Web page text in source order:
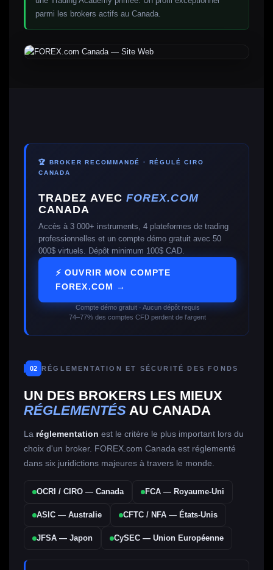
parmi les brokers actifs au Canada.
🏆 BROKER RECOMMANDÉ · RÉGULÉ CIRO
CANADA
TRADEZ AVEC FOREX.COM
CANADA
Accès à 3 000+ instruments, 4 plateformes de trading
professionnelles et un compte démo gratuit avec 50
000$ virtuels. Dépôt minimum 100$ CAD.
⚡ OUVRIR MON COMPTE
FOREX.COM →
Compte démo gratuit · Aucun dépôt requis
74–77% des comptes CFD perdent de l'argent
02 RÉGLEMENTATION ET SÉCURITÉ DES FONDS
UN DES BROKERS LES MIEUX
RÉGLEMENTÉS AU CANADA
La réglementation est le critère le plus important lors du
choix d'un broker. FOREX.com Canada est réglementé
dans six juridictions majeures à travers le monde.
OCRI / CIRO — Canada FCA — Royaume-Uni
ASIC — Australie CFTC / NFA — États-Unis
JFSA — Japon CySEC — Union Européenne